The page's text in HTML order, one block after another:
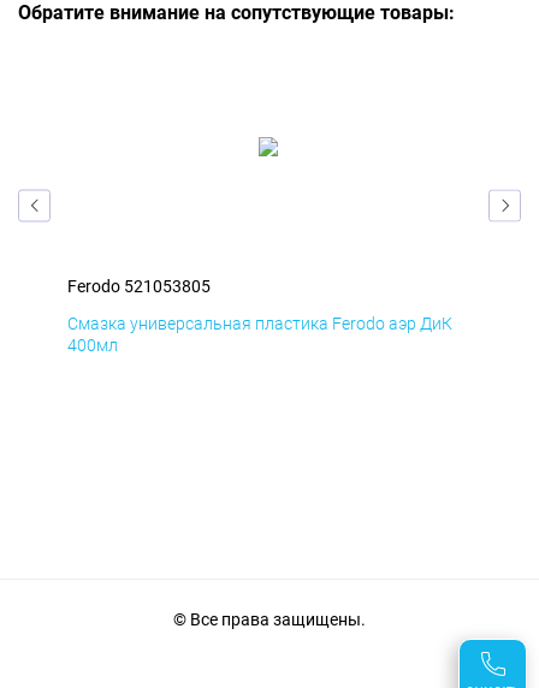
Обратите внимание на сопутствующие товары:
Ferodo 521053805
Смазка универсальная пластика Ferodo аэр ДиК
400мл
© Все права защищены.